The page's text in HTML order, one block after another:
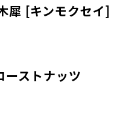
犀 [キンモクセイ]
ストナッツ